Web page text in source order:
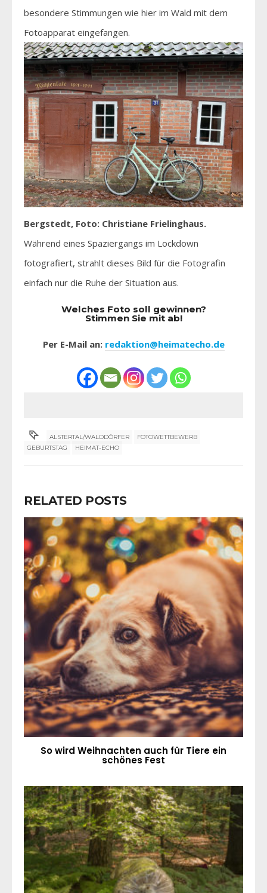
besondere Stimmungen wie hier im Wald mit dem
Fotoapparat eingefangen.
Bergstedt, Foto: Christiane Frielinghaus.
Während eines Spaziergangs im Lockdown
fotografiert, strahlt dieses Bild für die Fotografin
einfach nur die Ruhe der Situation aus.
Welches Foto soll gewinnen?
Stimmen Sie mit ab!
Per E-Mail an: redaktion@heimatecho.de
ALSTERTAL/WALDDÖRFER
FOTOWETTBEWERB
GEBURTSTAG
HEIMAT-ECHO
RELATED POSTS
So wird Weihnachten auch für Tiere ein
schönes Fest